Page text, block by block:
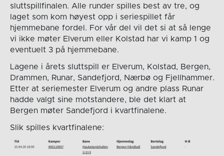
sluttspillfinalen. Alle runder spilles best av tre, og
laget som kom høyest opp i seriespillet får
hjemmebane fordel. For vår del vil det si at så lenge
vi ikke møter Elverum eller Kolstad har vi kamp 1 og
eventuelt 3 på hjemmebane.
Lagene i årets sluttspill er Elverum, Kolstad, Bergen,
Drammen, Runar, Sandefjord, Nærbø og Fjellhammer.
Etter at seriemester Elverum og andre plass Runar
hadde valgt sine motstandere, ble det klart at
Bergen møter Sandefjord i kvartfinalene.
Slik spilles kvartfinalene: